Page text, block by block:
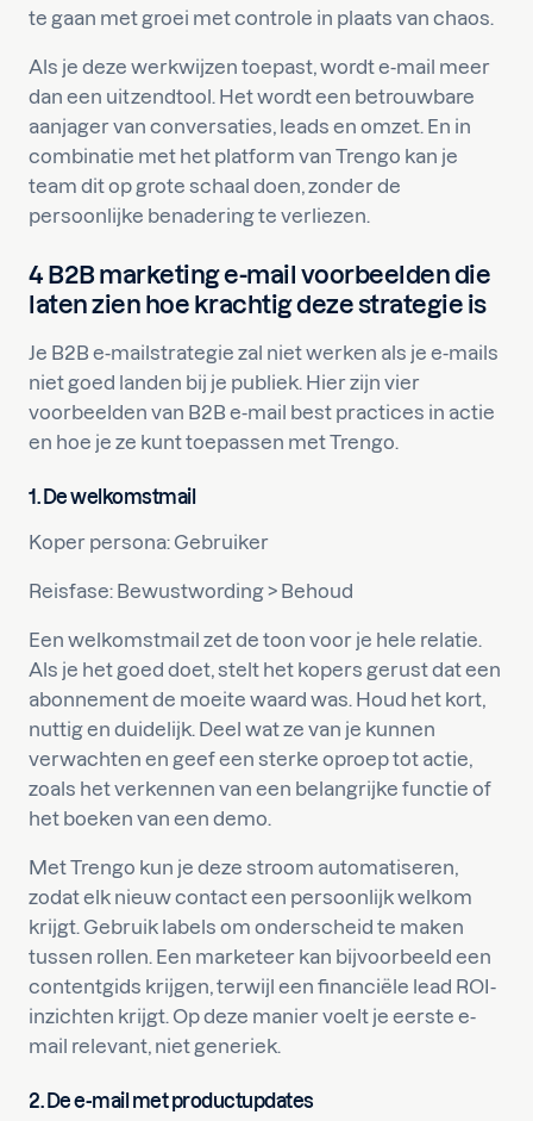
te gaan met groei met controle in plaats van chaos.
Als je deze werkwijzen toepast, wordt e-mail meer
dan een uitzendtool. Het wordt een betrouwbare
aanjager van conversaties, leads en omzet. En in
combinatie met het platform van Trengo kan je
team dit op grote schaal doen, zonder de
persoonlijke benadering te verliezen.
4 B2B marketing e-mail voorbeelden die
laten zien hoe krachtig deze strategie is
Je B2B e-mailstrategie zal niet werken als je e-mails
niet goed landen bij je publiek. Hier zijn vier
voorbeelden van B2B e-mail best practices in actie
en hoe je ze kunt toepassen met Trengo.
1. De welkomstmail
Koper persona: Gebruiker
Reisfase: Bewustwording > Behoud
Een welkomstmail zet de toon voor je hele relatie.
Als je het goed doet, stelt het kopers gerust dat een
abonnement de moeite waard was. Houd het kort,
nuttig en duidelijk. Deel wat ze van je kunnen
verwachten en geef een sterke oproep tot actie,
zoals het verkennen van een belangrijke functie of
het boeken van een demo.
Met Trengo kun je deze stroom automatiseren,
zodat elk nieuw contact een persoonlijk welkom
krijgt. Gebruik labels om onderscheid te maken
tussen rollen. Een marketeer kan bijvoorbeeld een
contentgids krijgen, terwijl een financiële lead ROI-
inzichten krijgt. Op deze manier voelt je eerste e-
mail relevant, niet generiek.
2. De e-mail met productupdates